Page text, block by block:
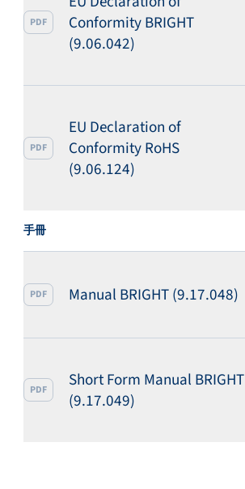
PDF
Conformity BRIGHT
(9.06.042)
PDF
EU Declaration of
Conformity RoHS
(9.06.124)
手冊
PDF Manual BRIGHT (9.17.048)
PDF
Short Form Manual BRIGHT
(9.17.049)